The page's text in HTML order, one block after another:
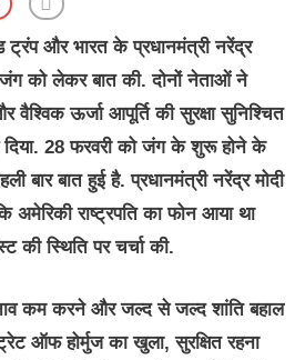
ट्रंप और भारत के प्रधानमंत्री नरेंद्र
जंग को लेकर बात की. दोनों नेताओं ने
वैश्विक ऊर्जा आपूर्ति की सुरक्षा सुनिश्चित
28 फरवरी को जंग के शुरू होने के
बार बात हुई है. प्रधानमंत्री नरेंद्र मोदी
अमेरिकी राष्ट्रपति का फोन आया था
की स्थिति पर चर्चा की.
कम करने और जल्द से जल्द शांति बहाल
ऑफ होर्मुज का खुला, सुरक्षित रहना